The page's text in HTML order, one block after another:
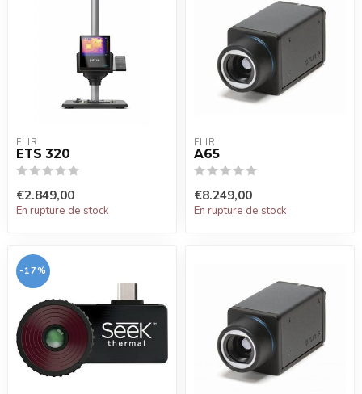
FLIR
ETS 320
€2.849,00
En rupture de stock
FLIR
A65
€8.249,00
En rupture de stock
-17%